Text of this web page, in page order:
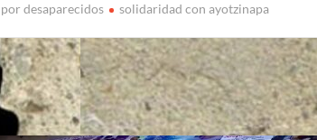
por desaparecidos
solidaridad con ayotzinapa